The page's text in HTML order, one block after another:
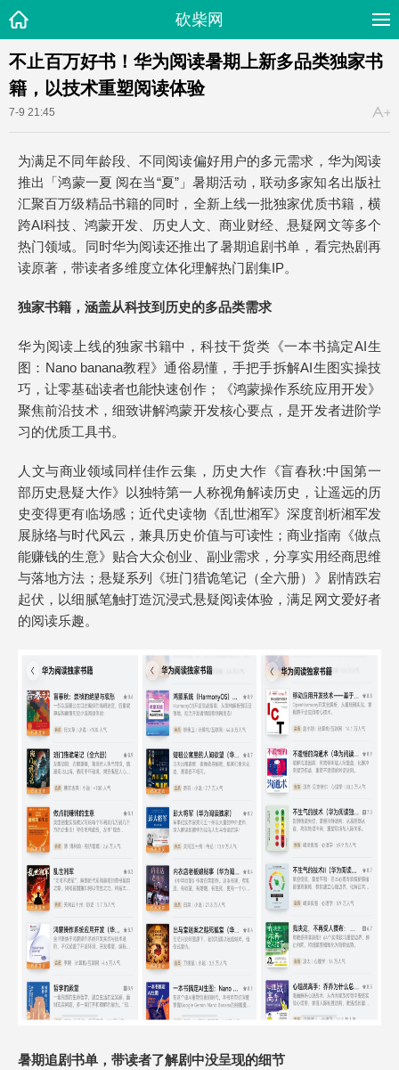
砍柴网
不止百万好书！华为阅读暑期上新多品类独家书
籍，以技术重塑阅读体验
7-9 21:45
为满足不同年龄段、不同阅读偏好用户的多元需求，华为阅读
推出「鸿蒙一夏 阅在当“夏”」暑期活动，联动多家知名出版社
汇聚百万级精品书籍的同时，全新上线一批独家优质书籍，横
跨AI科技、鸿蒙开发、历史人文、商业财经、悬疑网文等多个
热门领域。同时华为阅读还推出了暑期追剧书单，看完热剧再
读原著，带读者多维度立体化理解热门剧集IP。
独家书籍，涵盖从科技到历史的多品类需求
华为阅读上线的独家书籍中，科技干货类《一本书搞定AI生
图：Nano banana教程》通俗易懂，手把手拆解AI生图实操技
巧，让零基础读者也能快速创作；《鸿蒙操作系统应用开发》
聚焦前沿技术，细致讲解鸿蒙开发核心要点，是开发者进阶学
习的优质工具书。
人文与商业领域同样佳作云集，历史大作《盲春秋:中国第一
部历史悬疑大作》以独特第一人称视角解读历史，让遥远的历
史变得更有临场感；近代史读物《乱世湘军》深度剖析湘军发
展脉络与时代风云，兼具历史价值与可读性；商业指南《做点
能赚钱的生意》贴合大众创业、副业需求，分享实用经商思维
与落地方法；悬疑系列《班门猎诡笔记（全六册）》剧情跌宕
起伏，以细腻笔触打造沉浸式悬疑阅读体验，满足网文爱好者
的阅读乐趣。
暑期追剧书单，带读者了解剧中没呈现的细节